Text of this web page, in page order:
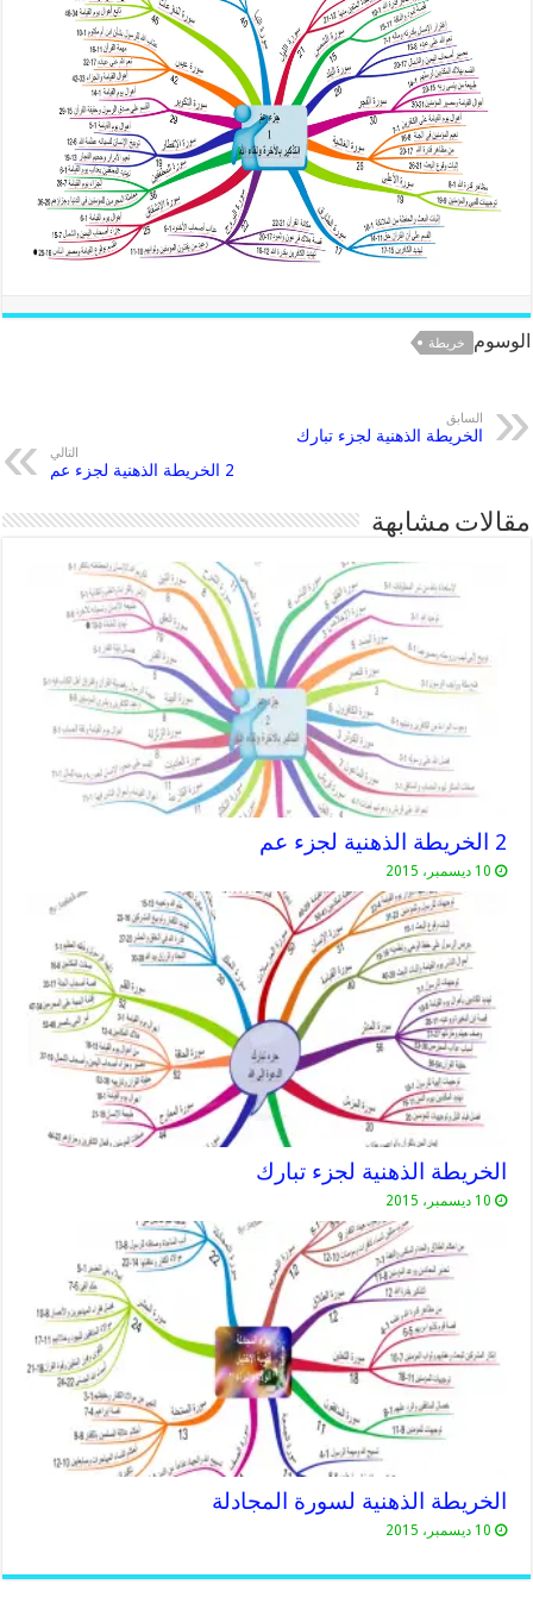
الوسوم خريطة
السابق
الخريطة الذهنية لجزء تبارك
التالي
2 الخريطة الذهنية لجزء عم
مقالات مشابهة
2 الخريطة الذهنية لجزء عم
10 ديسمبر، 2015
الخريطة الذهنية لجزء تبارك
10 ديسمبر، 2015
الخريطة الذهنية لسورة المجادلة
10 ديسمبر، 2015